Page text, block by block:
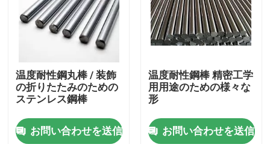
接触
ビデオ
ステンレス鋼の薄板金
温度耐性鋼丸棒 / 装飾
の折りたたみのための
ステンレス鋼棒
お問い合わせを送信
温度耐性鋼棒 精密工学
用用途のための様々な
形
お問い合わせを送信